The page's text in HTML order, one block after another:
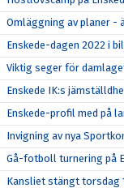
Omläggning av planer -
Enskede-dagen 2022 i
Viktig seger för
Enskede IK:s
Enskede-profil med på
Invigning av nya
Gå-fotboll turnering på
Kansliet stängt torsdag